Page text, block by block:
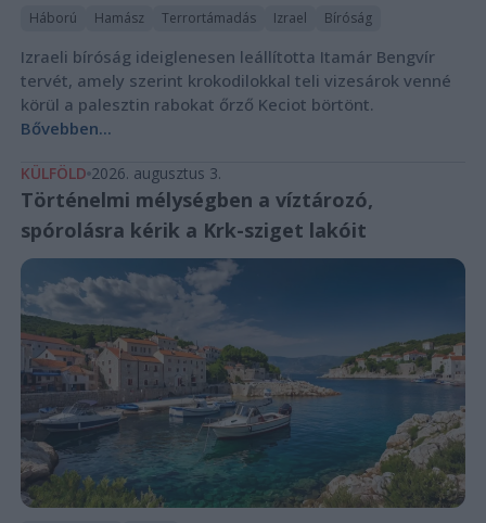
Háború Hamász Terrortámadás Izrael Bíróság
Izraeli bíróság ideiglenesen leállította Itamár Bengvír
tervét, amely szerint krokodilokkal teli vizesárok venné
körül a palesztin rabokat őrző Keciot börtönt.
Bővebben...
KÜLFÖLD 2026. augusztus 3.
Történelmi mélységben a víztározó,
spórolásra kérik a Krk-sziget lakóit